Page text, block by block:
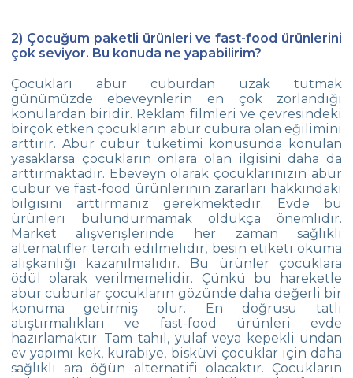
2) Çocuğum paketli ürünleri ve fast-food ürünlerini
çok seviyor. Bu konuda ne yapabilirim?
Çocukları abur cuburdan uzak tutmak
günümüzde ebeveynlerin en çok zorlandığı
konulardan biridir. Reklam filmleri ve çevresindeki
birçok etken çocukların abur cubura olan eğilimini
arttırır. Abur cubur tüketimi konusunda konulan
yasaklarsa çocukların onlara olan ilgisini daha da
arttırmaktadır. Ebeveyn olarak çocuklarınızın abur
cubur ve fast-food ürünlerinin zararları hakkındaki
bilgisini arttırmanız gerekmektedir. Evde bu
ürünleri bulundurmamak oldukça önemlidir.
Market alışverişlerinde her zaman sağlıklı
alternatifler tercih edilmelidir, besin etiketi okuma
alışkanlığı kazanılmalıdır. Bu ürünler çocuklara
ödül olarak verilmemelidir. Çünkü bu hareketle
abur cuburlar çocukların gözünde daha değerli bir
konuma getirmiş olur. En doğrusu tatlı
atıştırmalıkları ve fast-food ürünleri evde
hazırlamaktır. Tam tahıl, yulaf veya kepekli undan
ev yapımı kek, kurabiye, bisküvi çocuklar için daha
sağlıklı ara öğün alternatifi olacaktır. Çocukların